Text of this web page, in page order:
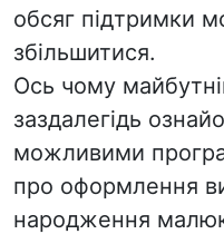
обсяг підтримки
збільшитися.
Ось чому
заздалегідь
можливими
про оформлення
народження